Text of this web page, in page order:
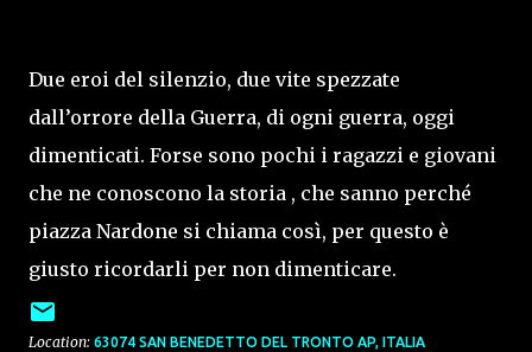
Due eroi del silenzio, due vite spezzate
dall’orrore della Guerra, di ogni guerra, oggi
dimenticati. Forse sono pochi i ragazzi e giovani
che ne conoscono la storia , che sanno perché
piazza Nardone si chiama così, per questo è
giusto ricordarli per non dimenticare.
Location: 63074 SAN BENEDETTO DEL TRONTO AP, ITALIA